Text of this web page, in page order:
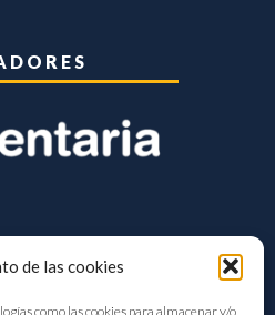
de las cookies
como las cookies para almacenar y/o